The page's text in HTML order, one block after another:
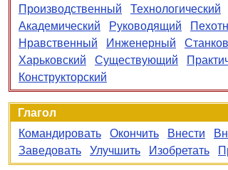
Производственный
Технологический
Академический
Руководящий
Нравственный
Инженерный
Харьковский
Существующий
Конструкторский
Глагол
Командировать
Окончить Внести
Заведовать
Улучшить Изобретать